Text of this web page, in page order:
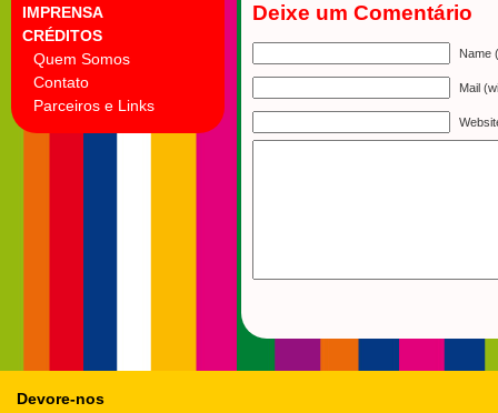
IMPRENSA
CRÉDITOS
Quem Somos
Contato
Parceiros e Links
Deixe um Comentário
Name
Mail
Devore-nos